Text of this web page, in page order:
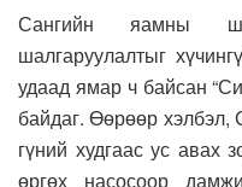
Сангийн яамны
шалгаруулалтыг
удаад ямар ч байсан
байдаг. Өөрөөр хэлбэл,
гүний худгаас ус авах
өргөх насосоор